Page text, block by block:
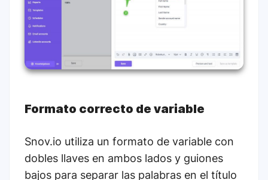
Formato correcto de variable
Snov.io utiliza un formato de variable con
dobles llaves en ambos lados y guiones
bajos para separar las palabras en el título